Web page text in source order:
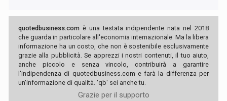
quotedbusiness.com è una testata indipendente nata nel 2018
che guarda in particolare all'economia internazionale. Ma la libera
informazione ha un costo, che non è sostenibile esclusivamente
grazie alla pubblicità. Se apprezzi i nostri contenuti, il tuo aiuto,
anche piccolo e senza vincolo, contribuirà a garantire
l'indipendenza di quotedbusiness.com e farà la differenza per
un'informazione di qualità. 'qb' sei anche tu.
Grazie per il supporto